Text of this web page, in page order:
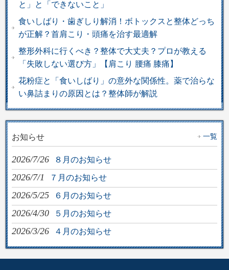
と」と「できないこと」
食いしばり・歯ぎしり解消！ボトックスと整体どっち
が正解？首肩こり・頭痛を治す最適解
整形外科に行くべき？整体で大丈夫？プロが教える
「失敗しない選び方」【肩こり 腰痛 膝痛】
花粉症と「食いしばり」の意外な関係性。薬で治らな
い鼻詰まりの原因とは？整体師が解説
お知らせ 一覧
2026/7/26 ８月のお知らせ
2026/7/1 ７月のお知らせ
2026/5/25 ６月のお知らせ
2026/4/30 ５月のお知らせ
2026/3/26 ４月のお知らせ